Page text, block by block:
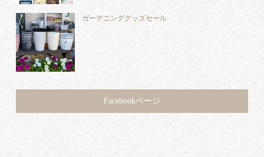
ガーデニンググッズセール
Facebookページ